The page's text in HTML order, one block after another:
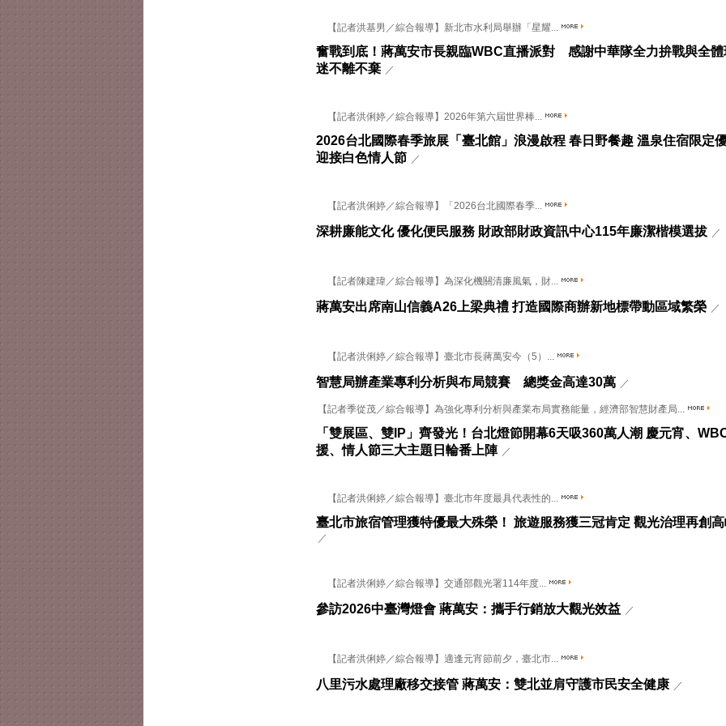
【記者洪基男／綜合報導】新北市水利局舉辦「星耀...
奮戰到底！蔣萬安市長親臨WBC直播派對 感謝中華隊全力拚戰與全體
迷不離不棄 ／
【記者洪俐婷／綜合報導】2026年第六屆世界棒...
2026台北國際春季旅展「臺北館」浪漫啟程 春日野餐趣 溫泉住宿限定
迎接白色情人節 ／
【記者洪俐婷／綜合報導】「2026台北國際春季...
深耕廉能文化 優化便民服務 財政部財政資訊中心115年廉潔楷模選拔 ／
【記者陳建瑋／綜合報導】為深化機關清廉風氣，財...
蔣萬安出席南山信義A26上梁典禮 打造國際商辦新地標帶動區域繁榮 ／
【記者洪俐婷／綜合報導】臺北市長蔣萬安今（5）...
智慧局辦產業專利分析與布局競賽 總獎金高達30萬 ／
【記者季從茂／綜合報導】為強化專利分析與產業布局實務能量，經濟部智慧財產局...
「雙展區、雙IP」齊發光！台北燈節開幕6天吸360萬人潮 慶元宵、
援、情人節三大主題日輪番上陣 ／
【記者洪俐婷／綜合報導】臺北市年度最具代表性的...
臺北市旅宿管理獲特優最大殊榮！ 旅遊服務獲三冠肯定 觀光治理再創
／
【記者洪俐婷／綜合報導】交通部觀光署114年度...
參訪2026中臺灣燈會 蔣萬安：攜手行銷放大觀光效益 ／
【記者洪俐婷／綜合報導】適逢元宵節前夕，臺北市...
八里污水處理廠移交接管 蔣萬安：雙北並肩守護市民安全健康 ／